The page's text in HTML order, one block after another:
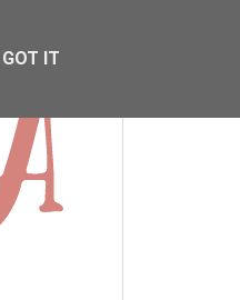
GOT IT